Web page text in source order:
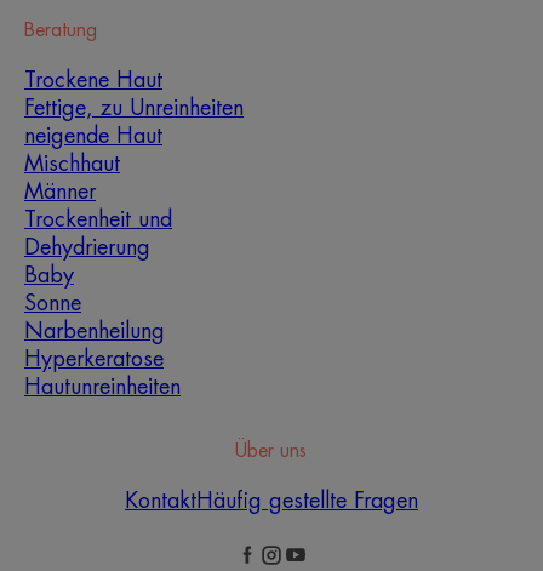
Beratung
Trockene Haut
Fettige, zu Unreinheiten
neigende Haut
Mischhaut
Männer
Trockenheit und
Dehydrierung
Baby
Sonne
Narbenheilung
Hyperkeratose
Hautunreinheiten
Über uns
KontaktHäufig gestellte Fragen